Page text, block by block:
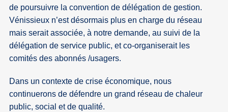
de poursuivre la convention de délégation de gestion.
Vénissieux n’est désormais plus en charge du réseau
mais serait associée, à notre demande, au suivi de la
délégation de service public, et co-organiserait les
comités des abonnés /usagers.
Dans un contexte de crise économique, nous
continuerons de défendre un grand réseau de chaleur
public, social et de qualité.